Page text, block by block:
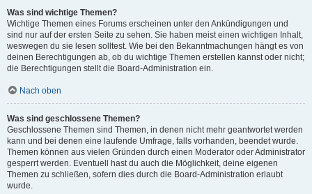
Was sind wichtige Themen?
Wichtige Themen eines Forums erscheinen unter den Ankündigungen und
sind nur auf der ersten Seite zu sehen. Sie haben meist einen wichtigen Inhalt,
weswegen du sie lesen solltest. Wie bei den Bekanntmachungen hängt es von
deinen Berechtigungen ab, ob du wichtige Themen erstellen kannst oder nicht;
die Berechtigungen stellt die Board-Administration ein.
Nach oben
Was sind geschlossene Themen?
Geschlossene Themen sind Themen, in denen nicht mehr geantwortet werden
kann und bei denen eine laufende Umfrage, falls vorhanden, beendet wurde.
Themen können aus vielen Gründen durch einen Moderator oder Administrator
gesperrt werden. Eventuell hast du auch die Möglichkeit, deine eigenen
Themen zu schließen, sofern dies durch die Board-Administration erlaubt
wurde.